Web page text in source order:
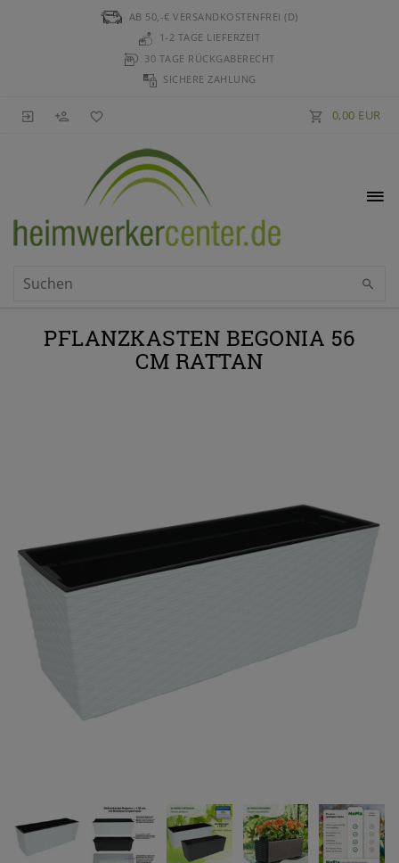
AB 50,-€ VERSANDKOSTENFREI (D)
1-2 TAGE LIEFERZEIT
30 TAGE RÜCKGABERECHT
SICHERE ZAHLUNG
0,00 EUR
PFLANZKASTEN BEGONIA 56
CM RATTAN